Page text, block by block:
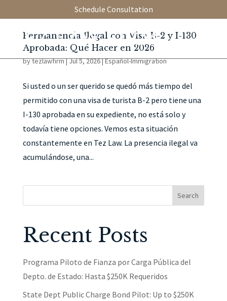
Schedule Consultation
Permanencia Ilegal con Visa B-2 y I-130
Aprobada: Qué Hacer en 2026
bytezlawfirm|Jul 5, 2026|Español-Immigration
Si usted o un ser querido se quedó más tiempo del
permitido con una visa de turista B-2 pero tiene una
I-130 aprobada en su expediente, no está solo y
todavía tiene opciones. Vemos esta situación
constantemente en Tez Law. La presencia ilegal va
acumulándose, una...
Search
Recent Posts
Programa Piloto de Fianza por Carga Pública del
Depto. de Estado: Hasta $250K Requeridos
State Dept Public Charge Bond Pilot: Up to $250K